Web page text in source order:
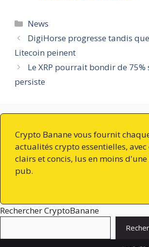
Catégories
News
DigiHorse progresse tandis
Litecoin peinent
Le XRP pourrait bondir de
persiste
Crypto Banane vous fournit
actualités crypto essentielles,
clairs et concis, lus en moins
pub.
Rechercher CryptoBanane